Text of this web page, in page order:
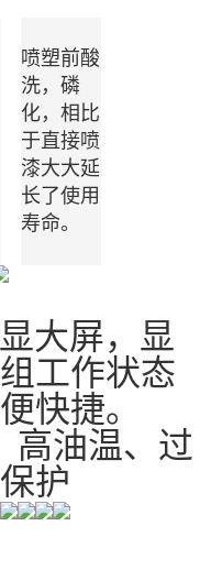
喷塑前酸
洗， 磷
化，相比
于直接喷
漆大大延
长了使用
寿命。
大屏，显
工作状态
快捷。
高油温、过
护